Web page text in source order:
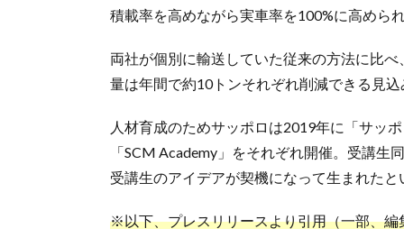
積載率を高めながら実車率を100%に高めら
両社が個別に輸送していた従来の方法に比
量は年間で約10トンそれぞれ削減できる見込
人材育成のためサッポロは2019年に「サッ
「SCM Academy」をそれぞれ開催。受講
受講生のアイデアが契機になって生まれたと
※以下、プレスリリースより引用（一部、編